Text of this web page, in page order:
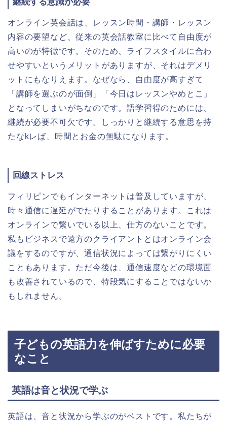
継続する意識が必要
オンライン英会話は、レッスン時間・講師・レッスン
内容の要望など、従来の英会話教室に比べて自由度が
高いのが特徴です。そのため、ライフスタイルに合わ
せやすいというメリットがありますが、それはデメリ
ットにもなりえます。なぜなら、自由度が高すぎて
「講師を選ぶのが面倒」「今日はレッスンやめとこ」
となってしまいがちなのです。語学習得のためには、
継続が必要不可欠です。しっかりと継続する意思を持
たなkレば、時間とお金の無駄になります。
回線ストレス
フィリピンでもインターネットは普及していますが、
時々通信に遅延がでたりすることがあります。これは
オンラインで繋いでいる以上、仕方のないことです。
私もビジネスで遠方のクライアントとはオンライン会
議をするのですが、通信状況によっては繋がりにくい
こともあります。ただ今後は、通信速度などの環境面
も改善されているので、特段気にすることではないか
もしれません。
子どもの英語力を伸ばすために必要
なこと
英語は音と状況で学ぶ
英語は、音と状況から学ぶのがベストです。私たちが